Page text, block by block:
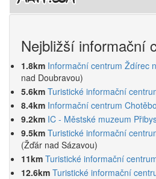
Nejbližší informační
1.8km Informační centrum Ždírec
nad Doubravou)
5.6km Turistické informační
8.4km Informační centrum
9.2km IC - Městské muzeum
9.5km Turistické informační
(Žďár nad Sázavou)
11km Turistické informační
12.6km Turistické informační